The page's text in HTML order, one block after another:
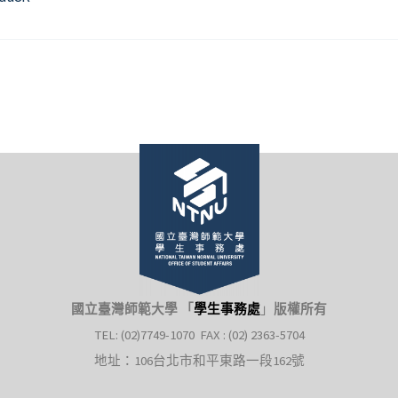
國立臺灣師範大學 「 學生事務處 」 版權所有
TEL: (02)7749-1070 FAX : (02) 2363-5704
地址：106台北市和平東路一段162號